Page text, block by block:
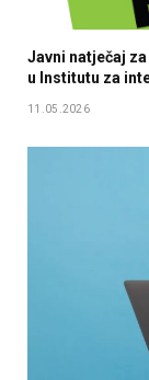
Javni natječaj
u Institutu za
11.05.2026